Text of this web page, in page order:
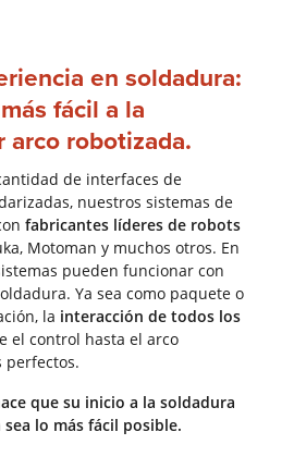
en soldadura:
fácil a la
arco robotizada.
de interfaces de
nuestros sistemas de
fabricantes líderes de robots
Motoman y muchos otros. En
pueden funcionar con
Ya sea como paquete o
la interacción de todos los
el control hasta el arco
perfectos.
que su inicio a la soldadura
lo más fácil posible.